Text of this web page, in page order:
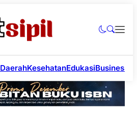
DaerahKesehatanEdukasiBusiness